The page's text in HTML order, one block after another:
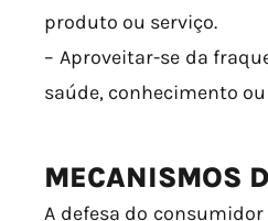
produto ou serviço.
– Aproveitar-se da
saúde, conhecimento
MECANISMOS
A defesa do